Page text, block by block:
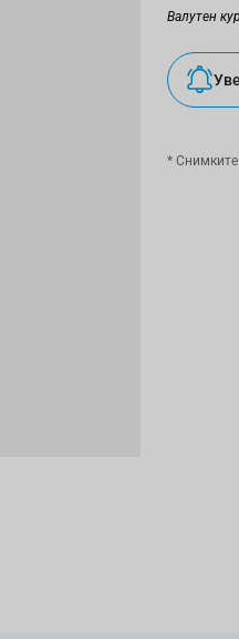
Валутен
* Снимките